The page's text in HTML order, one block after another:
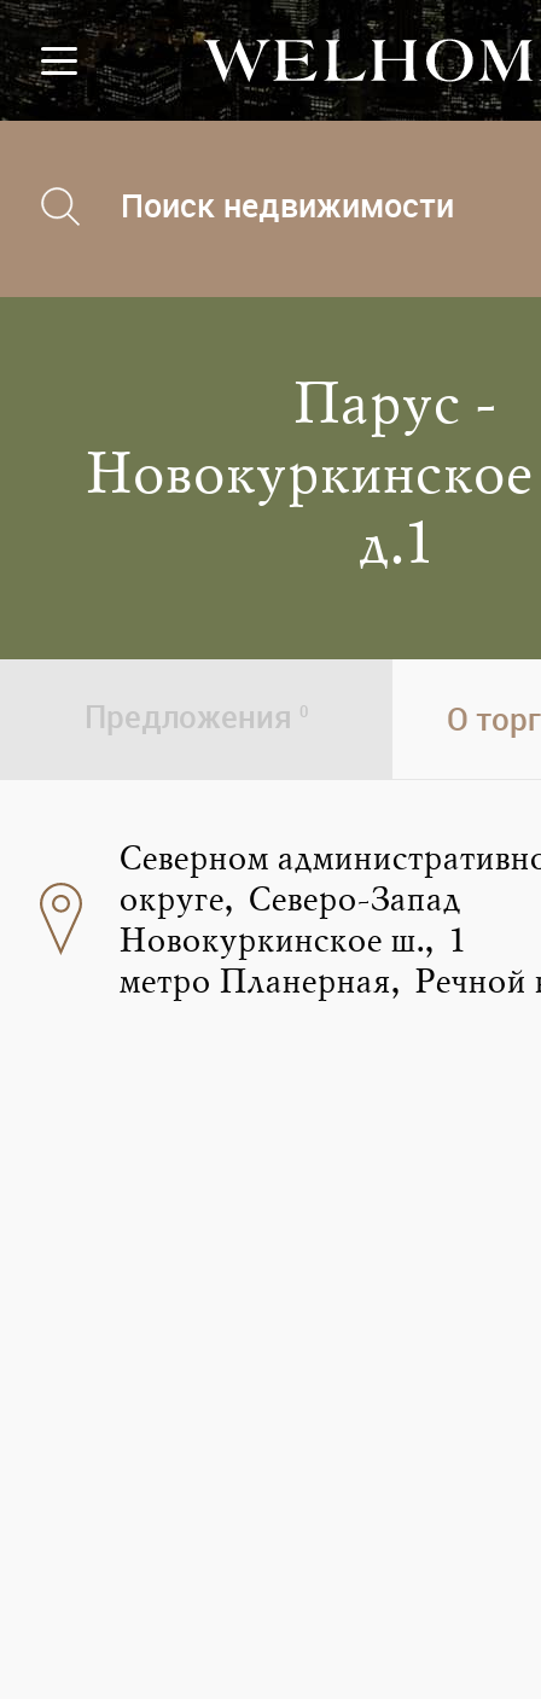
Поиск недвижимости
Парус -
д.1
Предложения 0 О
Северном
округе, Северо-Запад
Новокуркинское ш., 1
метро Планерная, Речной